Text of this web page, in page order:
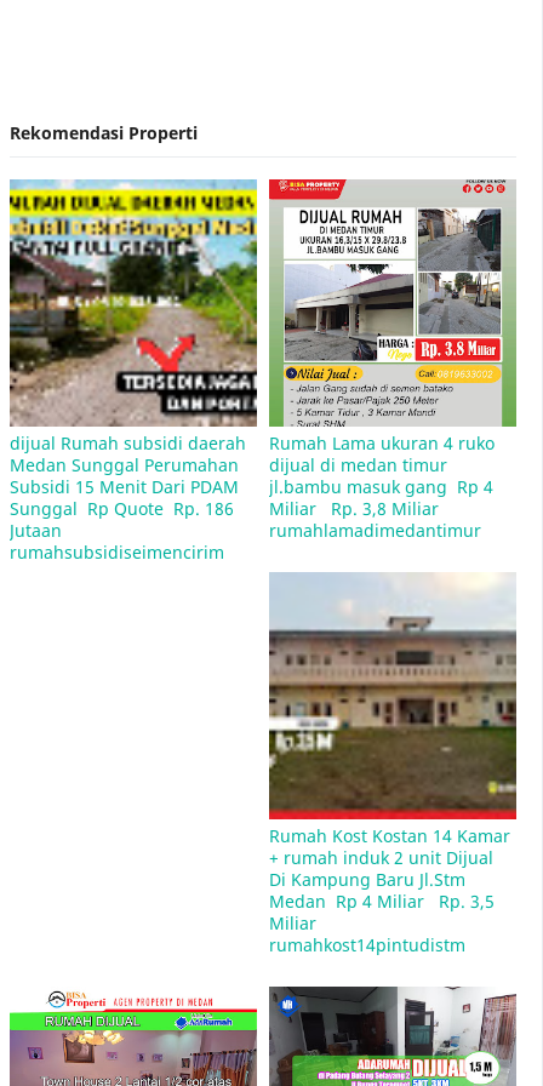
Contoh Surat Penawaran Harga Rumah
Lelang Rumah Bank BRI Medan
Jual Rumah Sitaan Bank di Medan
Mulan Jameela Pasang Iklan Jual Rumah
penawaran Rp 2,5 miliar, yang terletak di
kawasan Sektor 9 Bintaro, Tangerang Selatan
Rumah DP 1 Juta Cicilan 800 Rb Bagaimana
Rekomendasi Properti
dijual Rumah subsidi daerah
Medan Sunggal Perumahan
Subsidi 15 Menit Dari PDAM
Sunggal  Rp Quote  Rp. 186
Jutaan
rumahsubsidiseimencirim
Rumah Lama ukuran 4 ruko
dijual di medan timur
jl.bambu masuk gang  Rp 4
Miliar   Rp. 3,8 Miliar
rumahlamadimedantimur
Rumah Kost Kostan 14 Kamar
+ rumah induk 2 unit Dijual
Di Kampung Baru Jl.Stm
Medan  Rp 4 Miliar   Rp. 3,5
Miliar
rumahkost14pintudistm